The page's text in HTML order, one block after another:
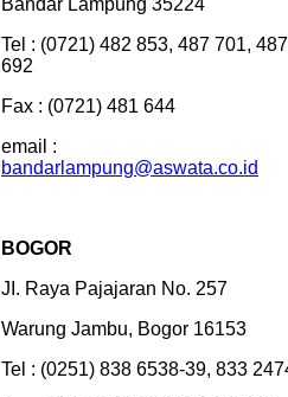
Tel : (0721) 482 853, 487 701, 487
692
Fax : (0721) 481 644
email :
bandarlampung@aswata.co.id
BOGOR
JI. Raya Pajajaran No. 257
Warung Jambu, Bogor 16153
Tel : (0251) 838 6538-39, 833